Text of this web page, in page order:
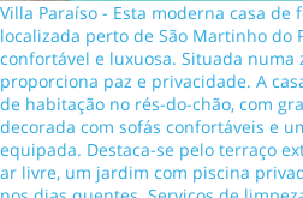
Villa Paraíso - Esta moderna casa de
localizada perto de São Martinho do
confortável e luxuosa. Situada
proporciona paz e privacidade. A
de habitação no rés-do-chão, com
decorada com sofás confortáveis e
equipada. Destaca-se pelo terraço
ar livre, um jardim com piscina